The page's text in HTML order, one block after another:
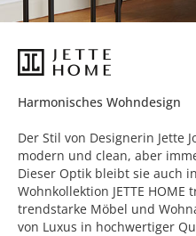
Harmonisches Wohndesign
Der Stil von Designerin Jette
modern und clean, aber
Dieser Optik bleibt sie auch
Wohnkollektion JETTE
trendstarke Möbel und
von Luxus in hochwertiger